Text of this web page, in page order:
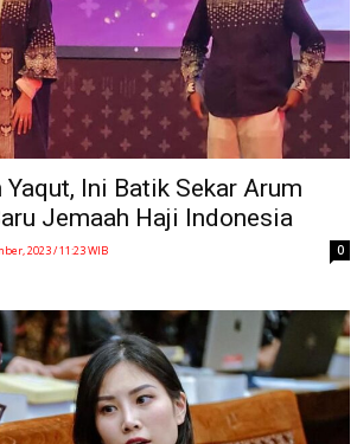
Ini Batik Sekar Arum
Jemaah Haji Indonesia
2023 / 11:23 WIB 0